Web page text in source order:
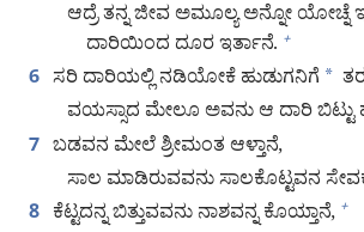
ಆದ್ರೆ ತನ್ನ ಜೀವ ಅಮೂಲ್ಯ ಅನ್ನೋ ಯೋಚ್ನೆ
ದಾರಿಯಿಂದ ದೂರ ಇರ್ತಾನೆ. +
6 ಸರಿ ದಾರಿಯಲ್ಲಿ ನಡಿಯೋಕೆ ಹುಡುಗನಿಗೆ *
ವಯಸ್ಸಾದ ಮೇಲೂ ಅವನು ಆ ದಾರಿ ಬಿಟ್ಟು
7 ಬಡವನ ಮೇಲೆ ಶ್ರೀಮಂತ ಆಳ್ತಾನೆ,
ಸಾಲ ಮಾಡಿರುವವನು ಸಾಲಕೊಟ್ಟವನ
8 ಕೆಟ್ಟದನ್ನ ಬಿತ್ತುವವನು ನಾಶವನ್ನ ಕೊಯ್ತಾನೆ, +